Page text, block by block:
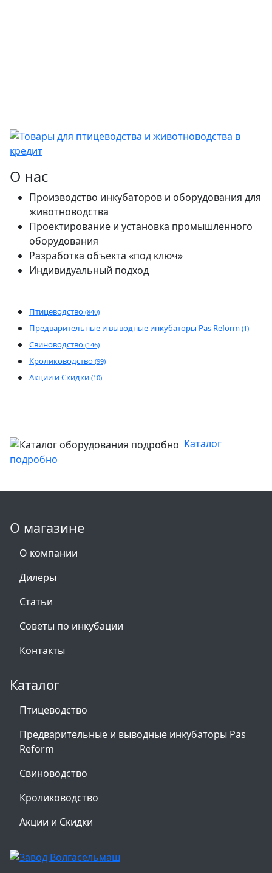
О нас
Производство инкубаторов и оборудования для
животноводства
Проектирование и установка промышленного
оборудования
Разработка объекта «под ключ»
Индивидуальный подход
Птицеводство (840)
Предварительные и выводные инкубаторы Pas Reform (1)
Свиноводство (146)
Кролиководство (99)
Акции и Скидки (10)
Каталог
подробно
О магазине
О компании
Дилеры
Статьи
Советы по инкубации
Контакты
Каталог
Птицеводство
Предварительные и выводные инкубаторы Pas
Reform
Свиноводство
Кролиководство
Акции и Скидки